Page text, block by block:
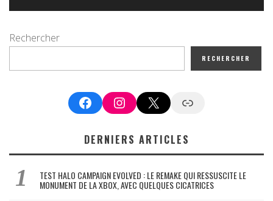
Rechercher
RECHERCHER
FacebookInstagram
X Google News
DERNIERS ARTICLES
TEST HALO CAMPAIGN EVOLVED : LE REMAKE QUI RESSUSCITE LE
MONUMENT DE LA XBOX, AVEC QUELQUES CICATRICES